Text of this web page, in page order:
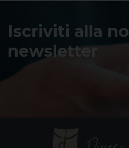
Iscriviti alla
newsletter